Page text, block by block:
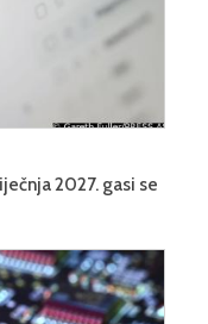
2027. gasi se